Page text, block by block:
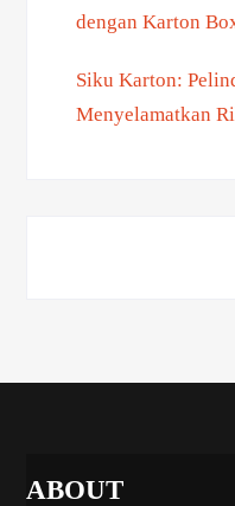
dengan Karton
Siku Karton:
Menyelamatkan
ABOUT